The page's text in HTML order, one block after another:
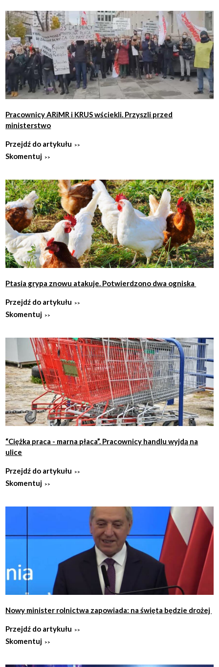
Pracownicy ARiMR i KRUS wściekli. Przyszli przed
ministerstwo
Przejdź do artykułu
Skomentuj
Ptasia grypa znowu atakuje. Potwierdzono dwa ogniska
Przejdź do artykułu
Skomentuj
“Ciężka praca - marna płaca”. Pracownicy handlu wyjdą na
ulice
Przejdź do artykułu
Skomentuj
Nowy minister rolnictwa zapowiada: na święta będzie drożej
Przejdź do artykułu
Skomentuj